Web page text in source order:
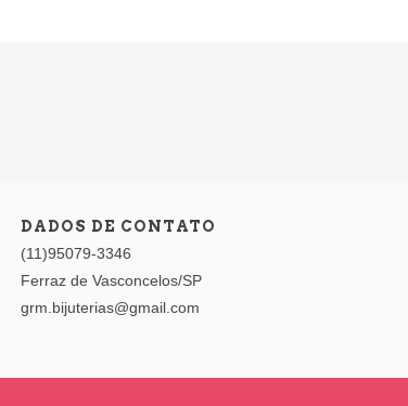
DADOS DE CONTATO
(11)95079-3346
Ferraz de Vasconcelos/SP
grm.bijuterias@gmail.com